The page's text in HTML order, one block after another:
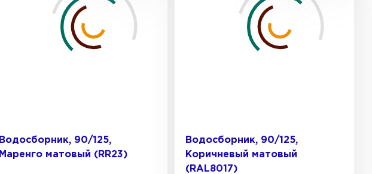
Водосборник, 90/125,
Маренго матовый (RR23)
Водосборник, 90/125,
Коричневый матовый
(RAL8017)